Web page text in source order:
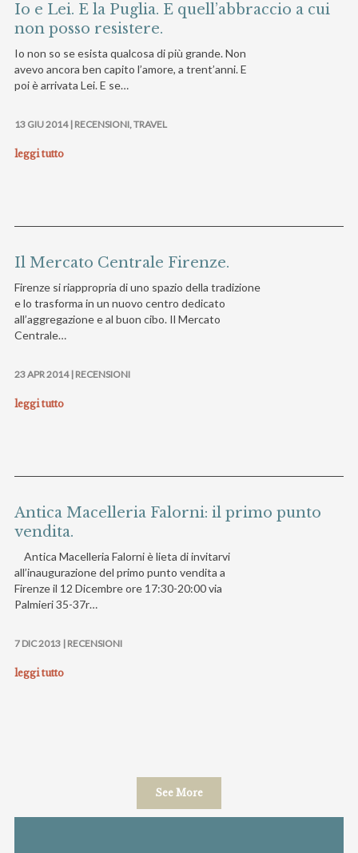
Io e Lei. E la Puglia. E quell’abbraccio a cui
non posso resistere.
Io non so se esista qualcosa di più grande. Non
avevo ancora ben capito l’amore, a trent’anni. E
poi è arrivata Lei. E se…
13 GIU 2014 | RECENSIONI,TRAVEL
leggi tutto
Il Mercato Centrale Firenze.
Firenze si riappropria di uno spazio della tradizione
e lo trasforma in un nuovo centro dedicato
all’aggregazione e al buon cibo. Il Mercato
Centrale…
23 APR 2014 | RECENSIONI
leggi tutto
Antica Macelleria Falorni: il primo punto
vendita.
Antica Macelleria Falorni è lieta di invitarvi
all’inaugurazione del primo punto vendita a
Firenze il 12 Dicembre ore 17:30-20:00 via
Palmieri 35-37r…
7 DIC 2013 | RECENSIONI
leggi tutto
See More